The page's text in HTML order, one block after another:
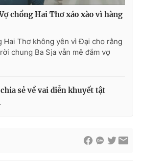
chồng Hai Thơ xáo xào vì hàng
Hai Thơ không yên vì Đại cho rằng
chung Ba Sịa vẫn mê đắm vợ
sẻ về vai diễn khuyết tật